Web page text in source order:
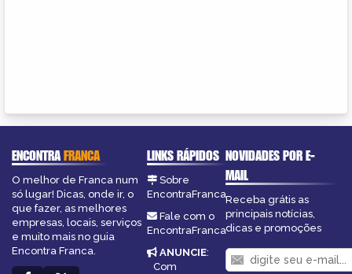
ENCONTRAFRANCA
O melhor de Franca num
só lugar! Dicas, onde ir, o
que fazer, as melhores
empresas, locais, serviços
e muito mais no guia
Encontra Franca.
LINKS RÁPIDOS
Sobre
EncontraFranca
Fale com o
EncontraFranca
ANUNCIE:
Com
NOVIDADES POR E-
MAIL
Receba grátis as
principais notícias,
dicas e promoções